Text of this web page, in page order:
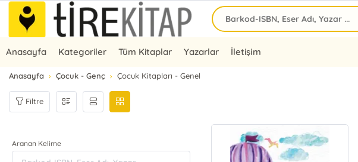
Anasayfa Kategoriler Tüm Kitaplar Yazarlar İletişim
Anasayfa Çocuk - Genç Çocuk Kitapları - Genel
Filtre
Aranan Kelime